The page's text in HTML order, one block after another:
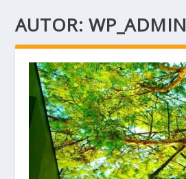
AUTOR: WP_ADMIN